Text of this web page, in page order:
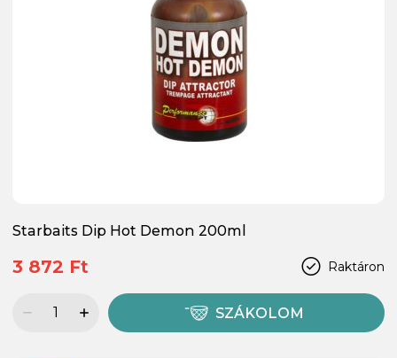
Starbaits Dip Hot Demon 200ml
Raktáron
3 872 Ft
SZÁKOLOM